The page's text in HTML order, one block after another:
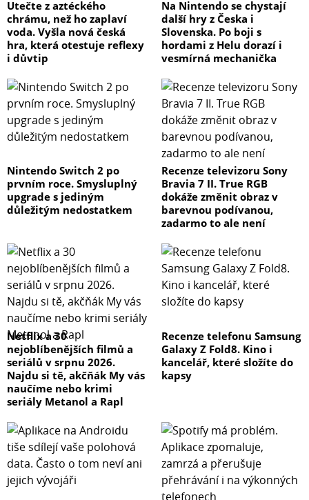
Utečte z aztéckého
chrámu, než ho zaplaví
voda. Vyšla nová česká
hra, která otestuje reflexy
i důvtip
Na Nintendo se chystají
další hry z Česka i
Slovenska. Po boji s
hordami z Helu dorazí i
vesmírná mechanička
Nintendo Switch 2 po
prvním roce. Smysluplný
upgrade s jediným
důležitým nedostatkem
Recenze televizoru Sony
Bravia 7 II. True RGB
dokáže změnit obraz v
barevnou podívanou,
zadarmo to ale není
Netflix a 30
nejoblíbenějších filmů a
seriálů v srpnu 2026.
Najdu si tě, akčňák My vás
naučíme nebo krimi
seriály Metanol a Rapl
Recenze telefonu Samsung
Galaxy Z Fold8. Kino i
kancelář, které složíte do
kapsy